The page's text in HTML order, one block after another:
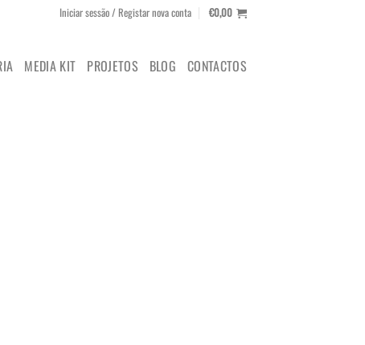
Iniciar sessão / Registar nova conta €0,00
MEDIA KIT PROJETOS BLOG CONTACTOS